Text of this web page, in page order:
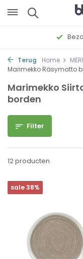
Terug Home
Marimekko Räsymatto
Marimekko
borden
Filter
12 producten
sale 38%